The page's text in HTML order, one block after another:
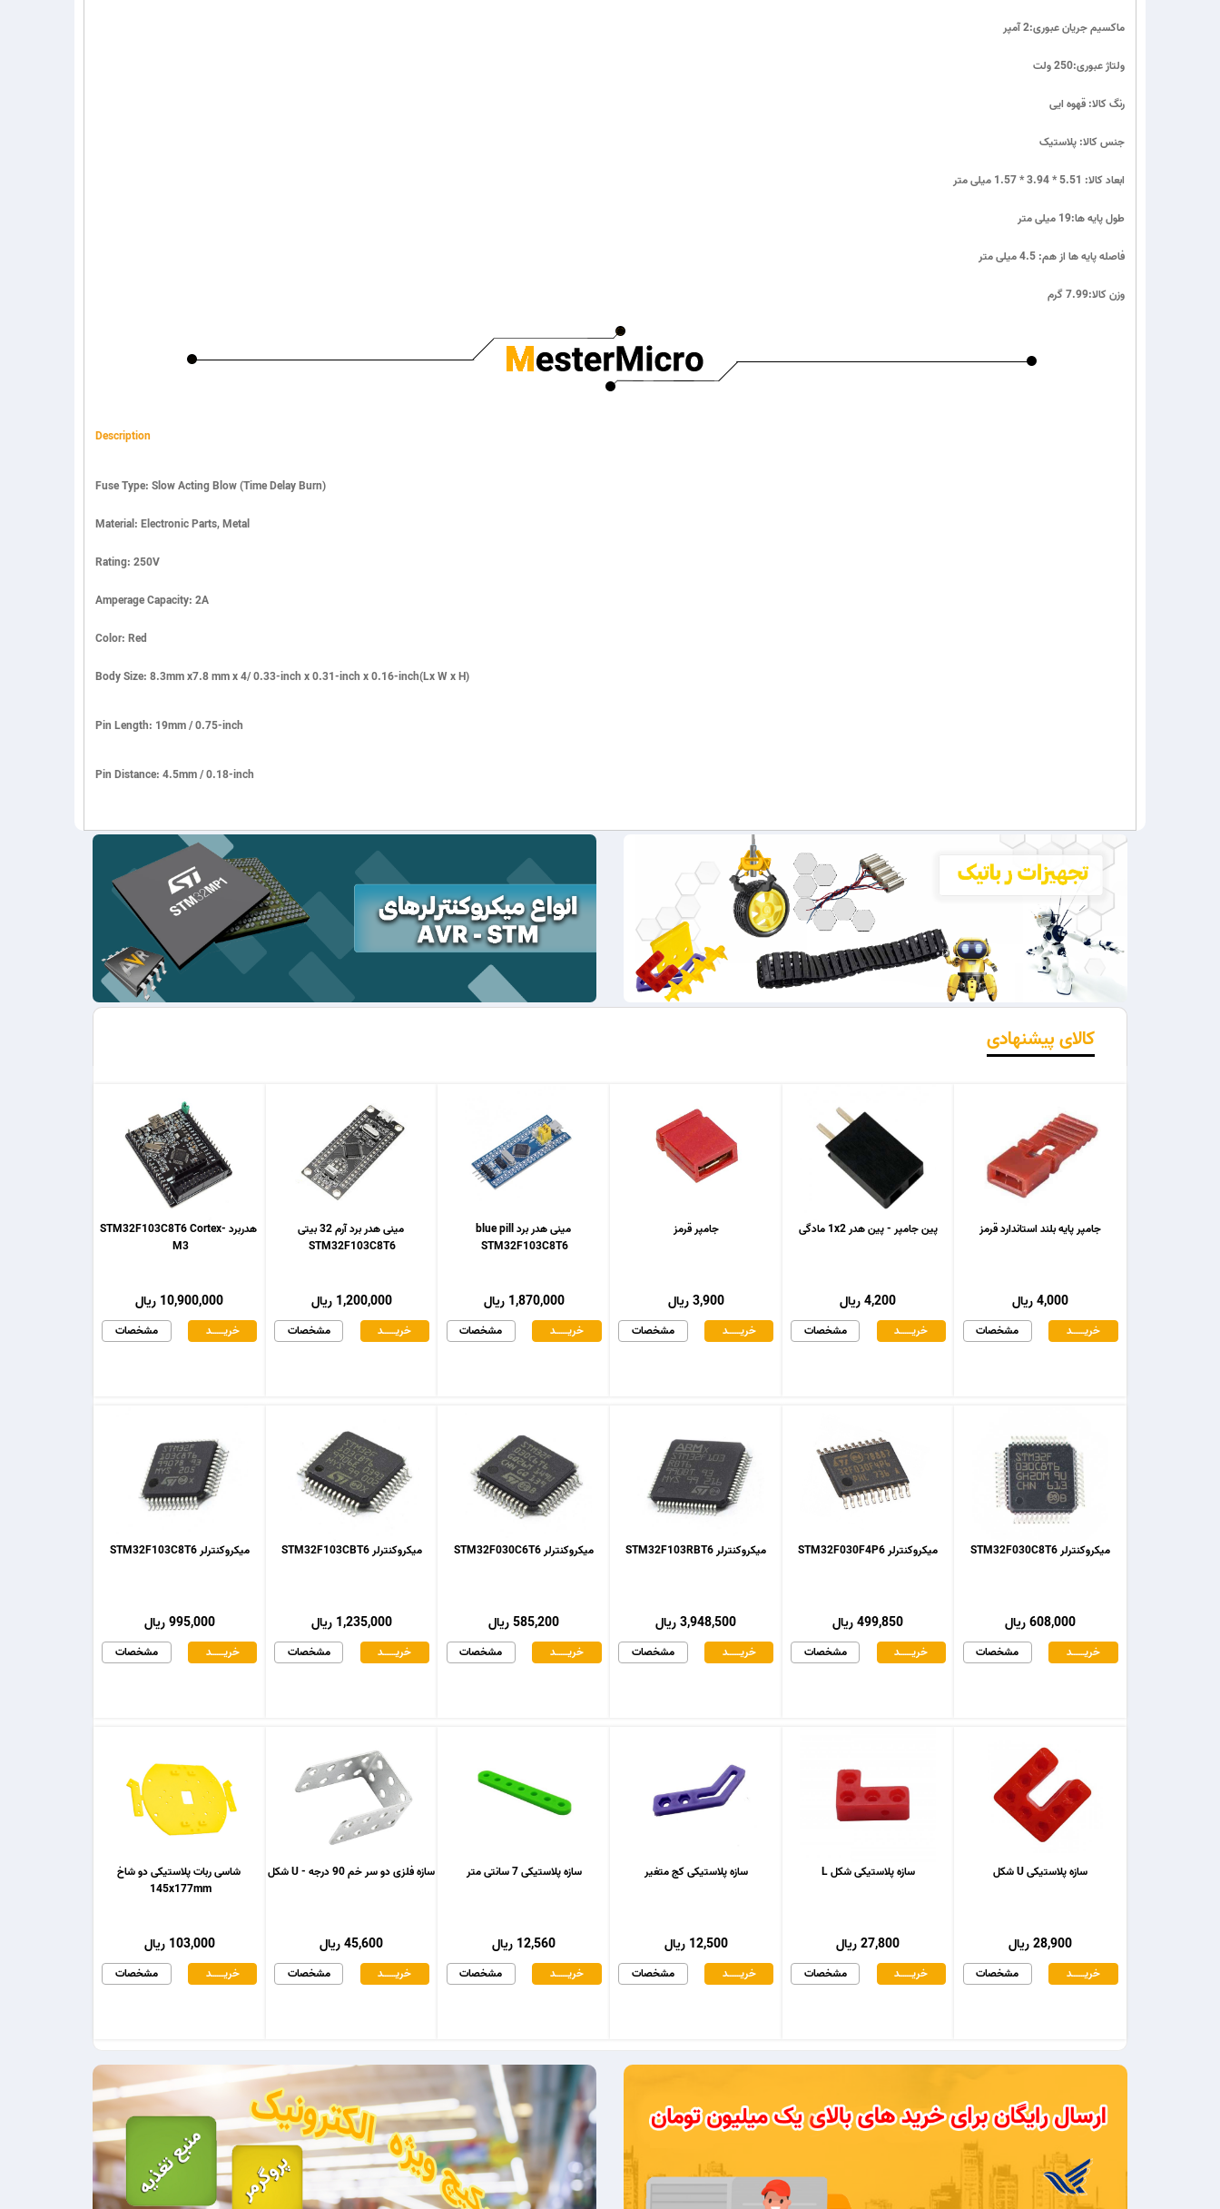
ماکسیم جریان عبوری:2 آمپر
ولتاژ عبوری:250 ولت
رنگ کالا: قهوه ایی
جنس کالا: پلاستیک
ابعاد کالا: 5.51 * 3.94 * 1.57 میلی متر
طول پایه ها:19 میلی متر
فاصله پایه ها از هم: 4.5 میلی متر
وزن کالا:7.99 گرم
Description
Fuse Type: Slow Acting Blow (Time Delay Burn)
Material: Electronic Parts, Metal
Rating: 250V
Amperage Capacity: 2A
Color: Red
Body Size: 8.3mm x7.8 mm x 4/ 0.33-inch x 0.31-inch x 0.16-inch(Lx W x H)
Pin Length: 19mm / 0.75-inch
Pin Distance: 4.5mm / 0.18-inch
کالای پیشنهادی
هدربرد STM32F103C8T6 Cortex-
M3
10,900,000 ریال
مشخصات خریـــــــد
مینی هدر برد آرم 32 بیتی
STM32F103C8T6
1,200,000 ریال
مشخصات خریـــــــد
مینی هدر برد blue pill
STM32F103C8T6
1,870,000 ریال
مشخصات خریـــــــد
جامپر قرمز
3,900 ریال
مشخصات خریـــــــد
پین جامپر - پین هدر 1x2 مادگی
4,200 ریال
مشخصات خریـــــــد
جامپر پایه بلند استاندارد قرمز
4,000 ریال
مشخصات خریـــــــد
میکروکنترلر STM32F103C8T6
995,000 ریال
مشخصات خریـــــــد
میکروکنترلر STM32F103CBT6
1,235,000 ریال
مشخصات خریـــــــد
میکروکنترلر STM32F030C6T6
585,200 ریال
مشخصات خریـــــــد
میکروکنترلر STM32F103RBT6
3,948,500 ریال
مشخصات خریـــــــد
میکروکنترلر STM32F030F4P6
499,850 ریال
مشخصات خریـــــــد
میکروکنترلر STM32F030C8T6
608,000 ریال
مشخصات خریـــــــد
شاسی ربات پلاستیکی دو شاخ
145x177mm
103,000 ریال
مشخصات خریـــــــد
سازه فلزی دو سر خم 90 درجه - U شکل
45,600 ریال
مشخصات خریـــــــد
سازه پلاستیکی 7 سانتی متر
12,560 ریال
مشخصات خریـــــــد
سازه پلاستیکی کج متغیر
12,500 ریال
مشخصات خریـــــــد
سازه پلاستیکی شکل L
27,800 ریال
مشخصات خریـــــــد
سازه پلاستیکی U شکل
28,900 ریال
مشخصات خریـــــــد